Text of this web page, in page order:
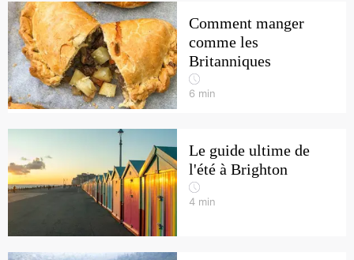
Comment manger
comme les
Britanniques
6 min
Le guide ultime de
l'été à Brighton
4 min